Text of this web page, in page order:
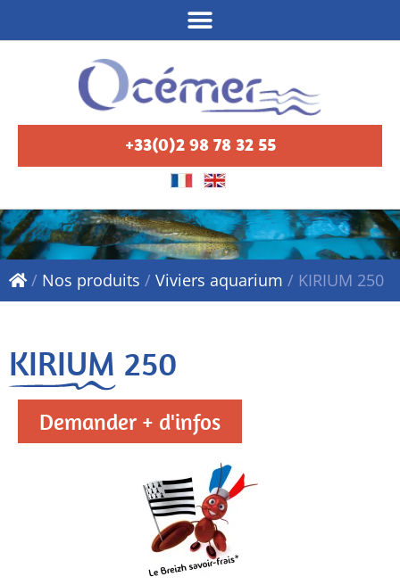
+33(0)2 98 78 32 55
/ Nos produits / Viviers aquarium / KIRIUM 250
KIRIUM 250
Demander + d'infos